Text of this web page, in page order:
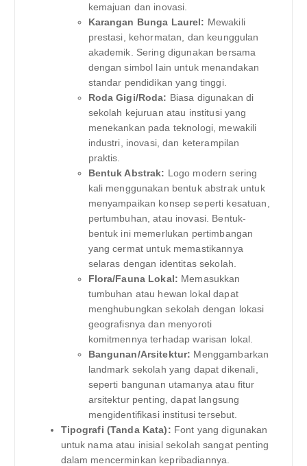
kemajuan dan inovasi.
Karangan Bunga Laurel: Mewakili
prestasi, kehormatan, dan keunggulan
akademik. Sering digunakan bersama
dengan simbol lain untuk menandakan
standar pendidikan yang tinggi.
Roda Gigi/Roda: Biasa digunakan di
sekolah kejuruan atau institusi yang
menekankan pada teknologi, mewakili
industri, inovasi, dan keterampilan
praktis.
Bentuk Abstrak: Logo modern sering
kali menggunakan bentuk abstrak untuk
menyampaikan konsep seperti kesatuan,
pertumbuhan, atau inovasi. Bentuk-
bentuk ini memerlukan pertimbangan
yang cermat untuk memastikannya
selaras dengan identitas sekolah.
Flora/Fauna Lokal: Memasukkan
tumbuhan atau hewan lokal dapat
menghubungkan sekolah dengan lokasi
geografisnya dan menyoroti
komitmennya terhadap warisan lokal.
Bangunan/Arsitektur: Menggambarkan
landmark sekolah yang dapat dikenali,
seperti bangunan utamanya atau fitur
arsitektur penting, dapat langsung
mengidentifikasi institusi tersebut.
Tipografi (Tanda Kata): Font yang digunakan
untuk nama atau inisial sekolah sangat penting
dalam mencerminkan kepribadiannya.